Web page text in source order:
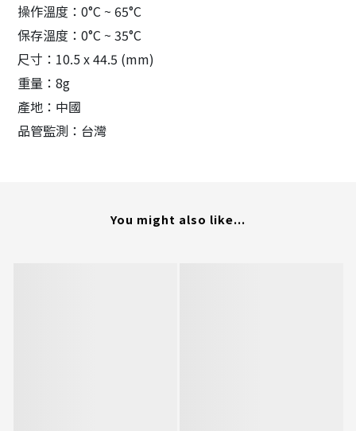
操作溫度：0°C ~ 65°C
保存溫度：0°C ~ 35°C
尺寸：10.5 x 44.5 (mm)
重量：8g
產地：中國
品管監測：台灣
You might also like...